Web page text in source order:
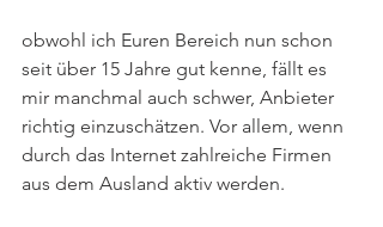
obwohl ich Euren Bereich nun schon
seit über 15 Jahre gut kenne, fällt es
mir manchmal auch schwer, Anbieter
richtig einzuschätzen. Vor allem, wenn
durch das Internet zahlreiche Firmen
aus dem Ausland aktiv werden.